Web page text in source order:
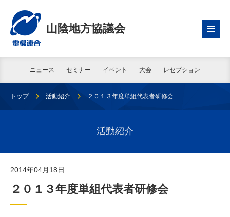
山陰地方協議会
ニュース セミナー イベント 大会 レセプション
トップ 活動紹介 ２０１３年度単組代表者研修会
活動紹介
2014年04月18日
２０１３年度単組代表者研修会